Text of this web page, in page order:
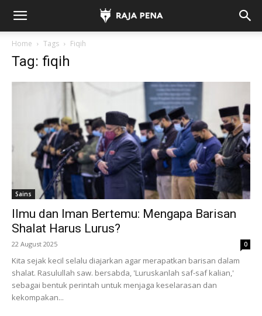
Home Tags Fiqih
Tag: fiqih
Sains
Ilmu dan Iman Bertemu: Mengapa Barisan
Shalat Harus Lurus?
22 August 2025 0
Kita sejak kecil selalu diajarkan agar merapatkan barisan dalam
shalat. Rasulullah saw. bersabda, 'Luruskanlah saf-saf kalian,'
sebagai bentuk perintah untuk menjaga keselarasan dan
kekompakan...